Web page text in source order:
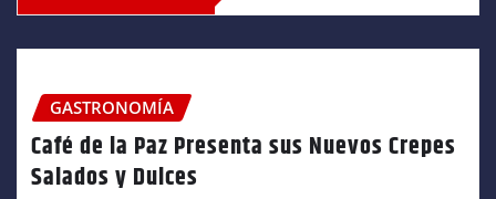
GASTRONOMÍA
Café de la Paz Presenta sus Nuevos Crepes
Salados y Dulces